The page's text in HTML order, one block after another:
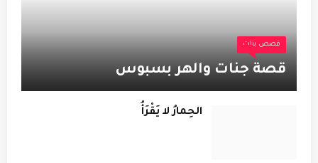
قصص بنات
قصة جنات والهر بسبوس
الحِمارُ لا يَقْرَأُ